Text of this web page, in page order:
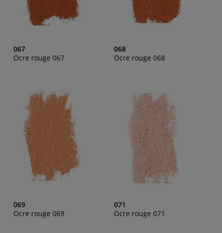
067
Ocre rouge 067
068
Ocre rouge 068
069
Ocre rouge 069
071
Ocre rouge 071